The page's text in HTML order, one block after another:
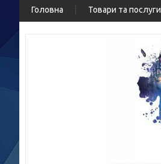
Головна Товари та послуги